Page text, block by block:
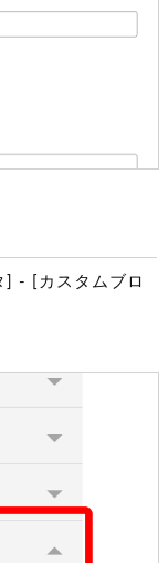
] - [カスタムブロ